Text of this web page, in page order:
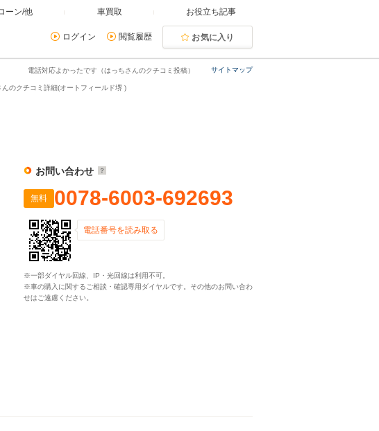
ーン/他 車買取 お役立ち記事
ログイン 閲覧履歴 お気に入り
サイトマップ
電話対応よかったです（はっちさんのクチコミ投稿）
んのクチコミ詳細(オートフィールド堺 )
お問い合わせ
無料 0078-6003-692693
電話番号を読み取る
※一部ダイヤル回線、IP・光回線は利用不可。
※車の購入に関するご相談・確認専用ダイヤルです。その他のお問い合わ
せはご遠慮ください。